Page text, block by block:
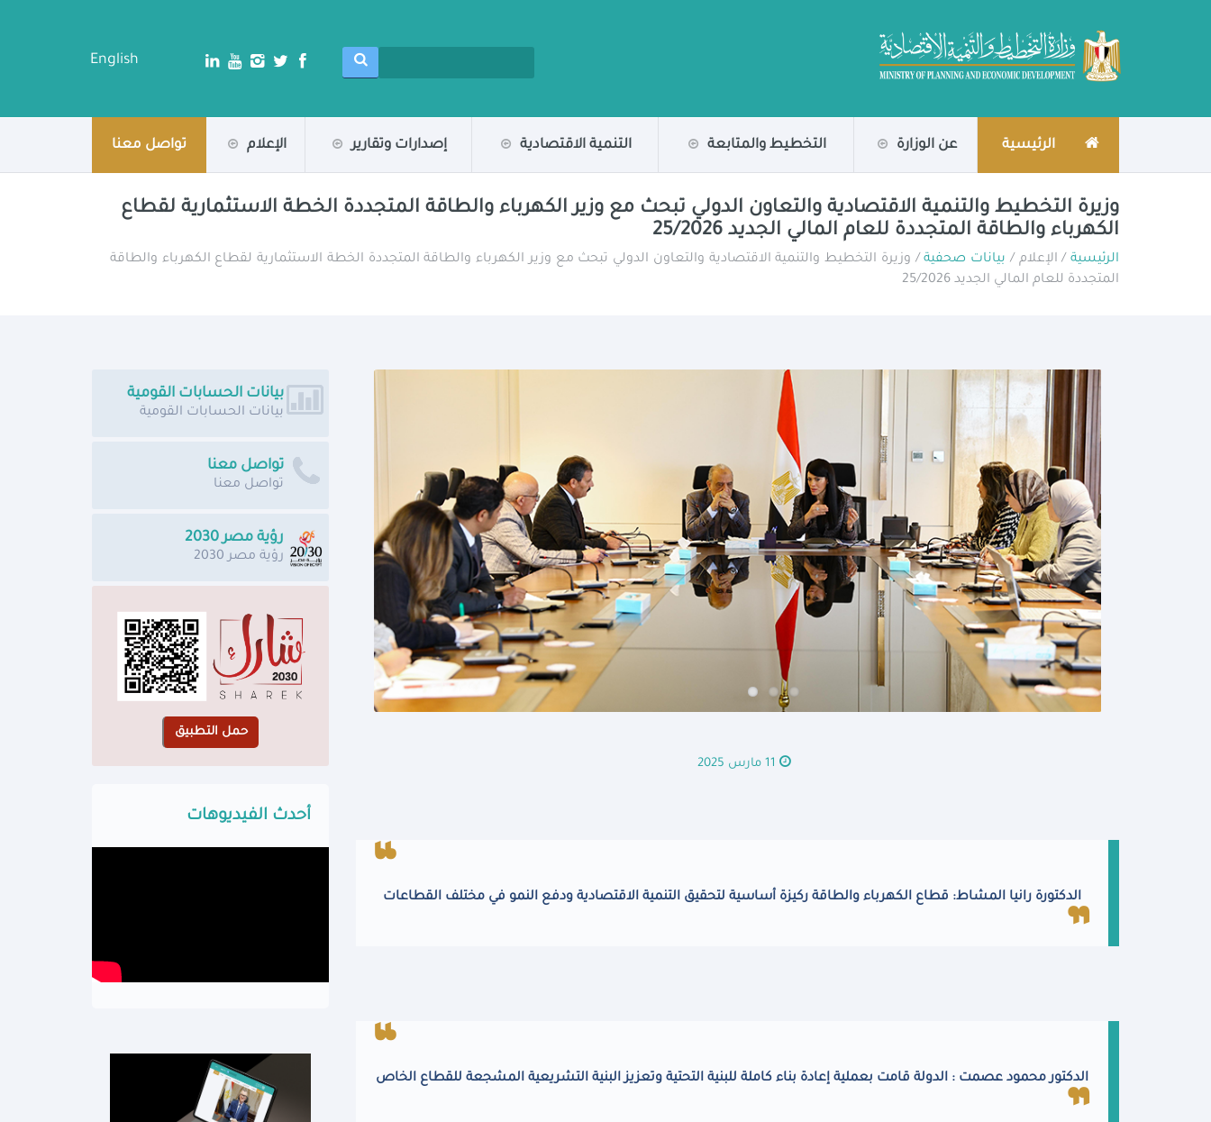
English
الرئيسية عن الوزارة التخطيط والمتابعة التنمية الاقتصادية إصدارات وتقارير الإعلام تواصل معنا
وزيرة التخطيط والتنمية الاقتصادية والتعاون الدولي تبحث مع وزير الكهرباء والطاقة المتجددة الخطة الاستثمارية لقطاع
الكهرباء والطاقة المتجددة للعام المالي الجديد 25/2026
الرئيسية/ الإعلام / بيانات صحفية/ وزيرة التخطيط والتنمية الاقتصادية والتعاون الدولي تبحث مع وزير الكهرباء والطاقة المتجددة الخطة الاستثمارية لقطاع الكهرباء والطاقة
المتجددة للعام المالي الجديد 25/2026
11 مارس 2025
الدكتورة رانيا المشاط: قطاع الكهرباء والطاقة ركيزة أساسية لتحقيق التنمية الاقتصادية ودفع النمو في مختلف القطاعات
الدكتور محمود عصمت : الدولة قامت بعملية إعادة بناء كاملة للبنية التحتية وتعزيز البنية التشريعية المشجعة للقطاع الخاص
بيانات الحسابات القومية
بيانات الحسابات القومية
تواصل معنا
تواصل معنا
رؤية مصر 2030
رؤية مصر 2030
أحدث الفيديوهات